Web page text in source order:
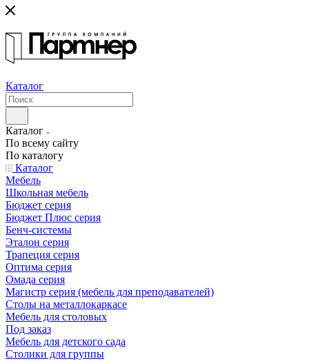
Каталог
Каталог
По всему сайту
По каталогу
Каталог
Мебель
Школьная мебель
Бюджет серия
Бюджет Плюс серия
Бенч-системы
Эталон серия
Трапеция серия
Оптима серия
Омада серия
Магистр серия (мебель для преподавателей)
Столы на металлокаркасе
Мебель для столовых
Под заказ
Мебель для детского сада
Столики для группы